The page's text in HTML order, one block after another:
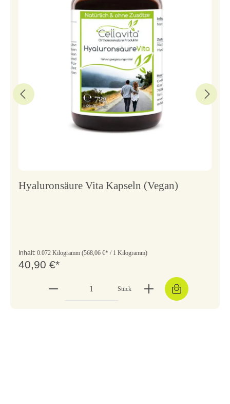
Hyaluronsäure Vita Kapseln (Vegan)
Inhalt: 0.072 Kilogramm (568,06 €* / 1 Kilogramm)
40,90 €*
Stück